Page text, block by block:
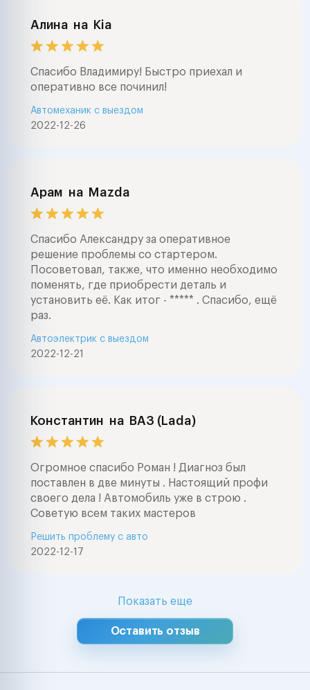
Алина на Kia
Спасибо Владимиру! Быстро приехал и
оперативно все починил!
2022-12-26
Автомеханик с выездом
Арам на Mazda
Спасибо Александру за оперативное
решение проблемы со стартером.
Посоветовал, также, что именно необходимо
поменять, где приобрести деталь и
установить её. Как итог - ***** . Спасибо, ещё
раз.
2022-12-21
Автоэлектрик с выездом
Константин на ВАЗ (Lada)
Огромное спасибо Роман ! Диагноз был
поставлен в две минуты . Настоящий профи
своего дела ! Автомобиль уже в строю .
Советую всем таких мастеров
2022-12-17
Решить проблему с авто
Показать еще
Оставить отзыв